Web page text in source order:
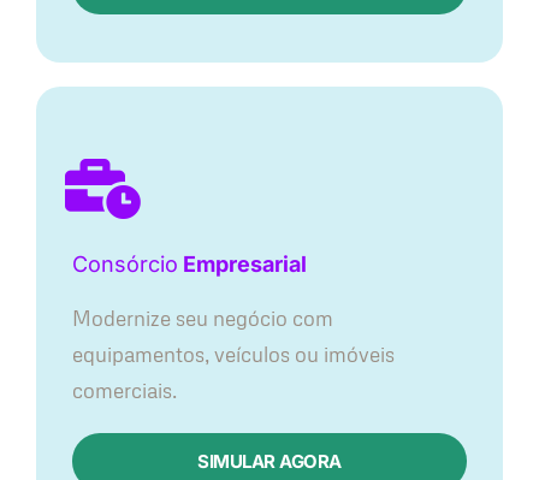
Consórcio Empresarial
Modernize seu negócio com
equipamentos, veículos ou imóveis
comerciais.
SIMULAR AGORA